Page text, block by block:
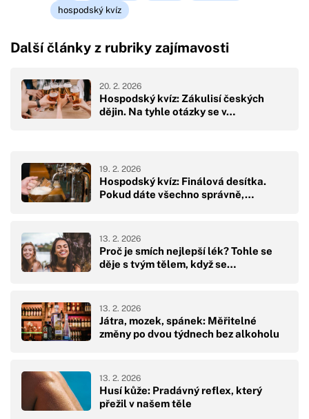
hospodský kvíz
Další články z rubriky zajímavosti
Hospodský kvíz: Zákulisí českých
dějin. Na tyhle otázky se v…
20. 2. 2026
Hospodský kvíz: Finálová desítka.
Pokud dáte všechno správně,…
19. 2. 2026
Proč je smích nejlepší lék? Tohle se
děje s tvým tělem, když se…
13. 2. 2026
Játra, mozek, spánek: Měřitelné
změny po dvou týdnech bez alkoholu
13. 2. 2026
Husí kůže: Pradávný reflex, který
přežil v našem těle
13. 2. 2026